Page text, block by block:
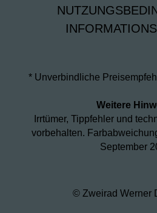
* Unverbindliche
Weitere
Irrtümer, Tippfehler und
vorbehalten.
September
© Zweirad Werner